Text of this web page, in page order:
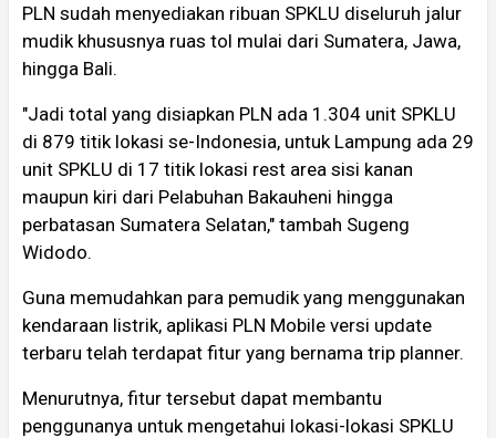
PLN sudah menyediakan ribuan SPKLU diseluruh jalur
mudik khususnya ruas tol mulai dari Sumatera, Jawa,
hingga Bali.
"Jadi total yang disiapkan PLN ada 1.304 unit SPKLU
di 879 titik lokasi se-Indonesia, untuk Lampung ada 29
unit SPKLU di 17 titik lokasi rest area sisi kanan
maupun kiri dari Pelabuhan Bakauheni hingga
perbatasan Sumatera Selatan," tambah Sugeng
Widodo.
Guna memudahkan para pemudik yang menggunakan
kendaraan listrik, aplikasi PLN Mobile versi update
terbaru telah terdapat fitur yang bernama trip planner.
Menurutnya, fitur tersebut dapat membantu
penggunanya untuk mengetahui lokasi-lokasi SPKLU